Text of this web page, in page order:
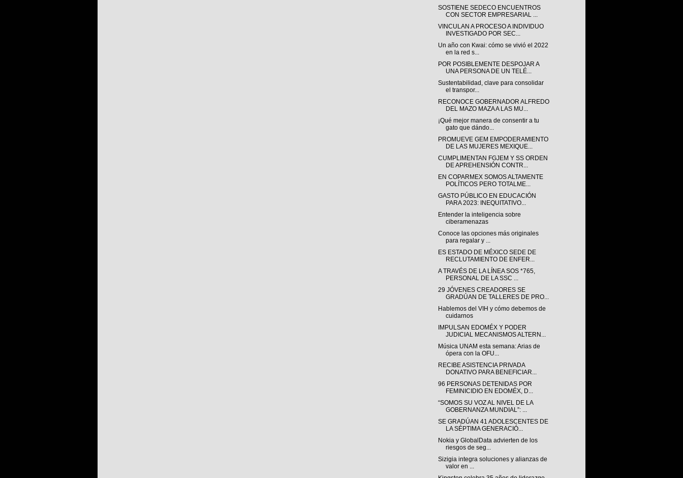
SOSTIENE SEDECO ENCUENTROS
CON SECTOR EMPRESARIAL ...
VINCULAN A PROCESO A INDIVIDUO
INVESTIGADO POR SEC...
Un año con Kwai: cómo se vivió el 2022
en la red s...
POR POSIBLEMENTE DESPOJAR A
UNA PERSONA DE UN TELÉ...
Sustentabilidad, clave para consolidar
el transpor...
RECONOCE GOBERNADOR ALFREDO
DEL MAZO MAZA A LAS MU...
¡Qué mejor manera de consentir a tu
gato que dándo...
PROMUEVE GEM EMPODERAMIENTO
DE LAS MUJERES MEXIQUE...
CUMPLIMENTAN FGJEM Y SS ORDEN
DE APREHENSIÓN CONTR...
EN COPARMEX SOMOS ALTAMENTE
POLÍTICOS PERO TOTALME...
GASTO PÚBLICO EN EDUCACIÓN
PARA 2023: INEQUITATIVO...
Entender la inteligencia sobre
ciberamenazas
Conoce las opciones más originales
para regalar y ...
ES ESTADO DE MÉXICO SEDE DE
RECLUTAMIENTO DE ENFER...
A TRAVÉS DE LA LÍNEA SOS *765,
PERSONAL DE LA SSC ...
29 JÓVENES CREADORES SE
GRADÚAN DE TALLERES DE PRO...
Hablemos del VIH y cómo debemos de
cuidarnos
IMPULSAN EDOMÉX Y PODER
JUDICIAL MECANISMOS ALTERN...
Música UNAM esta semana: Arias de
ópera con la OFU...
RECIBE ASISTENCIA PRIVADA
DONATIVO PARA BENEFICIAR...
96 PERSONAS DETENIDAS POR
FEMINICIDIO EN EDOMÉX, D...
“SOMOS SU VOZ AL NIVEL DE LA
GOBERNANZA MUNDIAL”: ...
SE GRADÚAN 41 ADOLESCENTES DE
LA SÉPTIMA GENERACIÓ...
Nokia y GlobalData advierten de los
riesgos de seg...
Sizigia integra soluciones y alianzas de
valor en ...